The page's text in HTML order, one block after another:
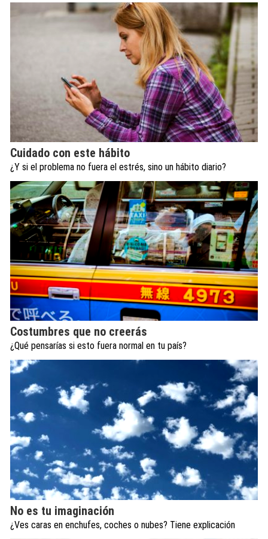
Cuidado con este hábito
¿Y si el problema no fuera el estrés, sino un hábito diario?
Costumbres que no creerás
¿Qué pensarías si esto fuera normal en tu país?
No es tu imaginación
¿Ves caras en enchufes, coches o nubes? Tiene explicación